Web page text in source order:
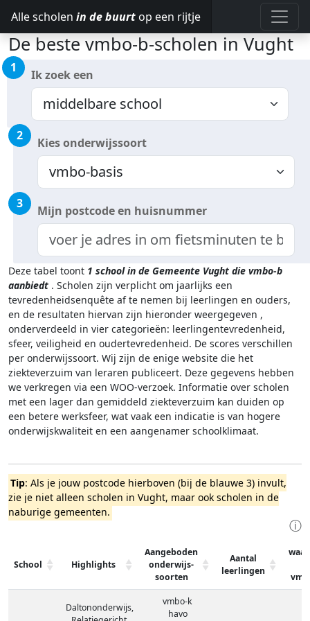
Alle scholen in de buurt op een rijtje
De beste vmbo-b-scholen in Vught
1 Ik zoek een
2 Kies onderwijssoort
3 Mijn postcode en huisnummer
Deze tabel toont 1 school in de Gemeente Vught die vmbo-b
aanbiedt . Scholen zijn verplicht om jaarlijks een
tevredenheidsenquête af te nemen bij leerlingen en ouders,
en de resultaten hiervan zijn hieronder weergegeven ,
onderverdeeld in vier categorieën: leerlingentevredenheid,
sfeer, veiligheid en oudertevredenheid. De scores verschillen
per onderwijssoort. Wij zijn de enige website die het
ziekteverzuim van leraren publiceert. Deze gegevens hebben
we verkregen via een WOO-verzoek. Informatie over scholen
met een lager dan gemiddeld ziekteverzuim kan duiden op
een betere werksfeer, wat vaak een indicatie is van hogere
onderwijskwaliteit en een aangenamer schoolklimaat.
Tip: Als je jouw postcode hierboven (bij de blauwe 3) invult,
zie je niet alleen scholen in Vught, maar ook scholen in de
naburige gemeenten.
ⓘ
School Highlights
Aangeboden
onderwijs-
soorten
Aantal
leerlingen
Daltononderwijs,
vmbo-k
havo